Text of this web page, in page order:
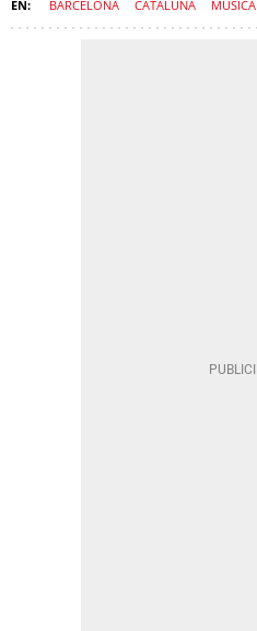
BARCELONA CATALUÑA MÚSICA